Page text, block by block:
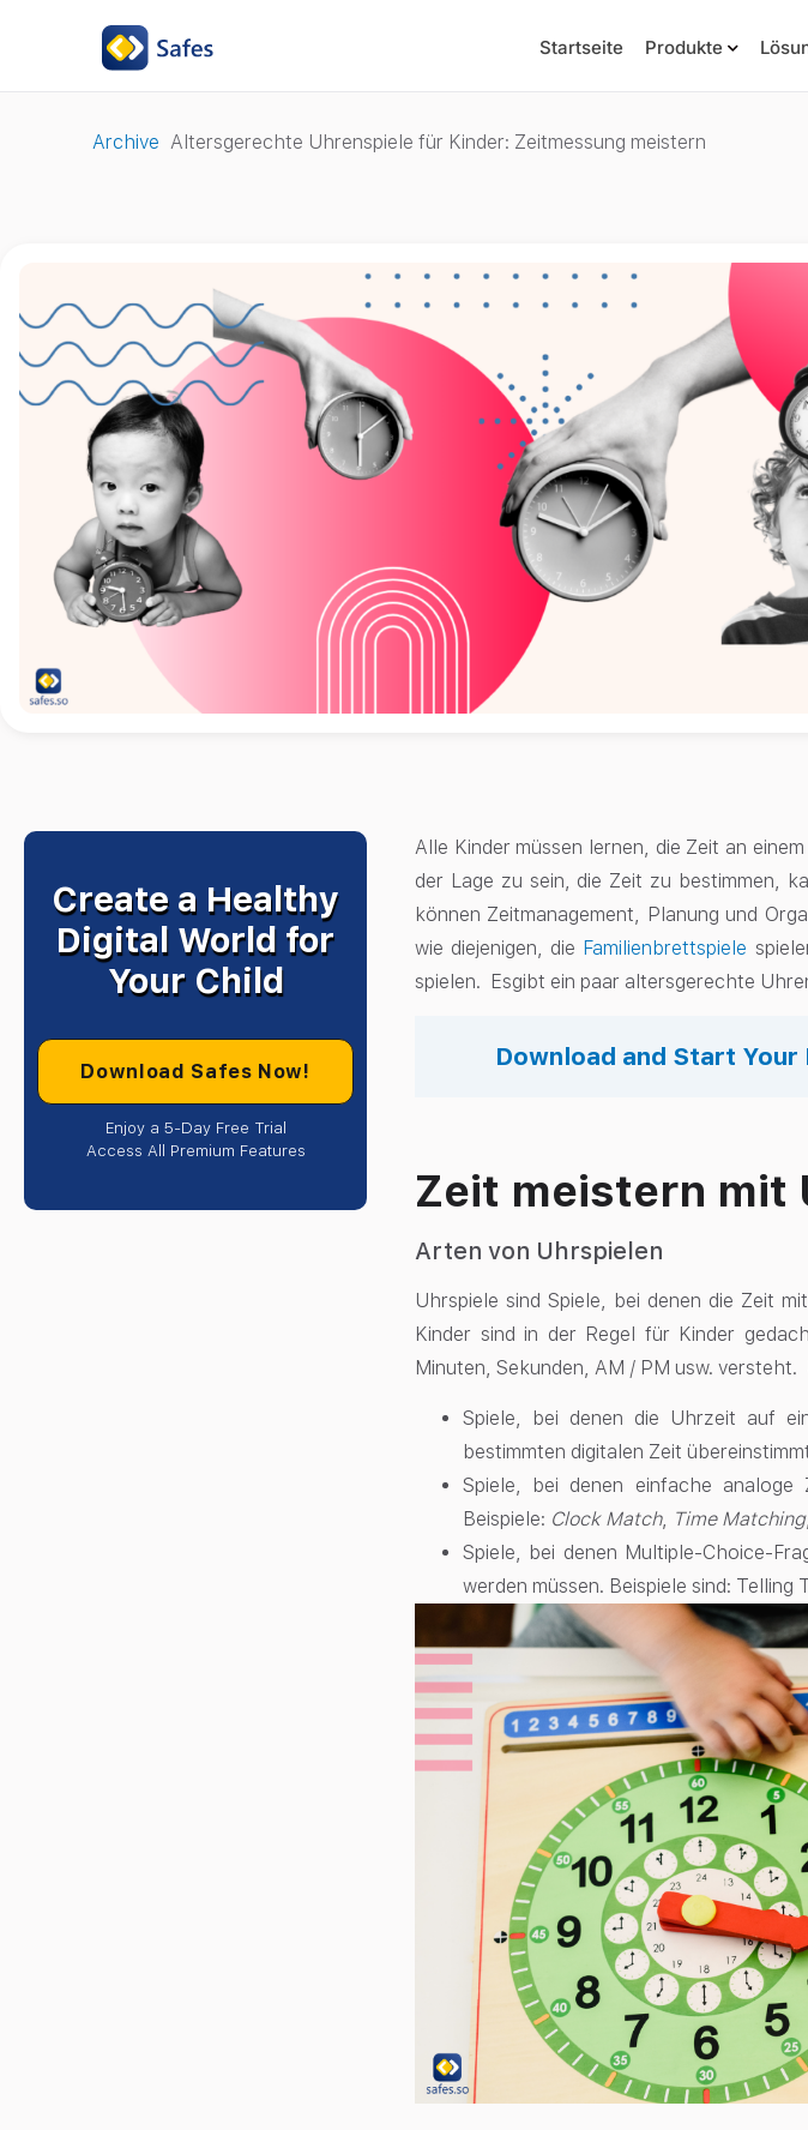
Startseite Produkte
Archive Altersgerechte Uhrenspiele für Kinder: Zeitmessung meistern
Create a Healthy
Digital World for
Your Child
Download Safes Now!
Enjoy a 5-Day Free Trial
Access All Premium Features
Alle Kinder müssen lernen, die Zeit an
der Lage zu sein, die Zeit zu bestimmen,
können Zeitmanagement, Planung und
wie diejenigen, die Familienbrettspiele
spielen. Esgibt ein paar altersgerechte
Download and Start
Zeit meistern mit
Arten von Uhrspielen
Uhrspiele sind Spiele, bei denen die Zeit
Kinder sind in der Regel für Kinder
Minuten, Sekunden, AM / PM usw.
Spiele, bei denen die Uhrzeit auf
bestimmten digitalen Zeit
Spiele, bei denen einfache analoge
Beispiele: Clock Match, Time Matching,
Spiele, bei denen Multiple-Choice-
werden müssen. Beispiele sind: Telling